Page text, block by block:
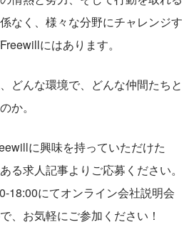
なく、様々な分野にチャレンジす
にはあります。
どんな環境で、どんな仲間たちと
か。
に興味を持っていただけた
る求人記事よりご応募ください。
18:00にてオンライン会社説明会
、お気軽にご参加ください！